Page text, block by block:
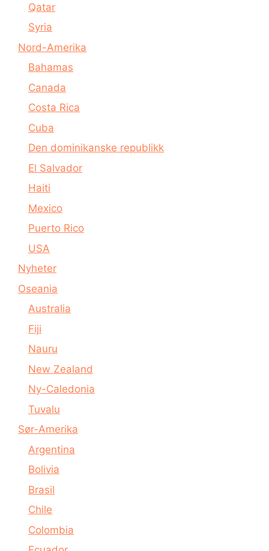
Qatar
Syria
Nord-Amerika
Bahamas
Canada
Costa Rica
Cuba
Den dominikanske republikk
El Salvador
Haiti
Mexico
Puerto Rico
USA
Nyheter
Oseania
Australia
Fiji
Nauru
New Zealand
Ny-Caledonia
Tuvalu
Sør-Amerika
Argentina
Bolivia
Brasil
Chile
Colombia